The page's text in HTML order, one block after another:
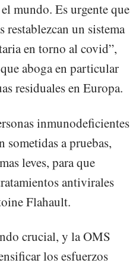
mundo. Es urgente que
restablezcan un sistema
en torno al covid”,
aboga en particular
residuales en Europa.
inmunodeficientes
sometidas a pruebas,
leves, para que
antivirales
Flahault.
crucial, y la OMS
los esfuerzos